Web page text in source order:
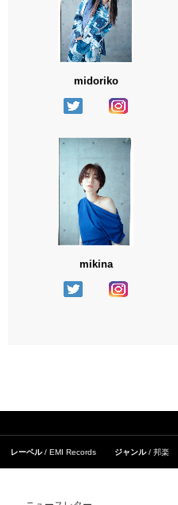
midoriko
mikina
レーベル EMI Records ジャンル 邦楽